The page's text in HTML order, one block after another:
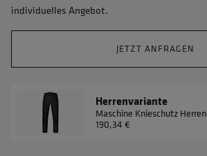
individuelles Angebot.
JETZT ANFRAGEN
Herrenvariante
Maschine Knieschutz Herren
190,34 €